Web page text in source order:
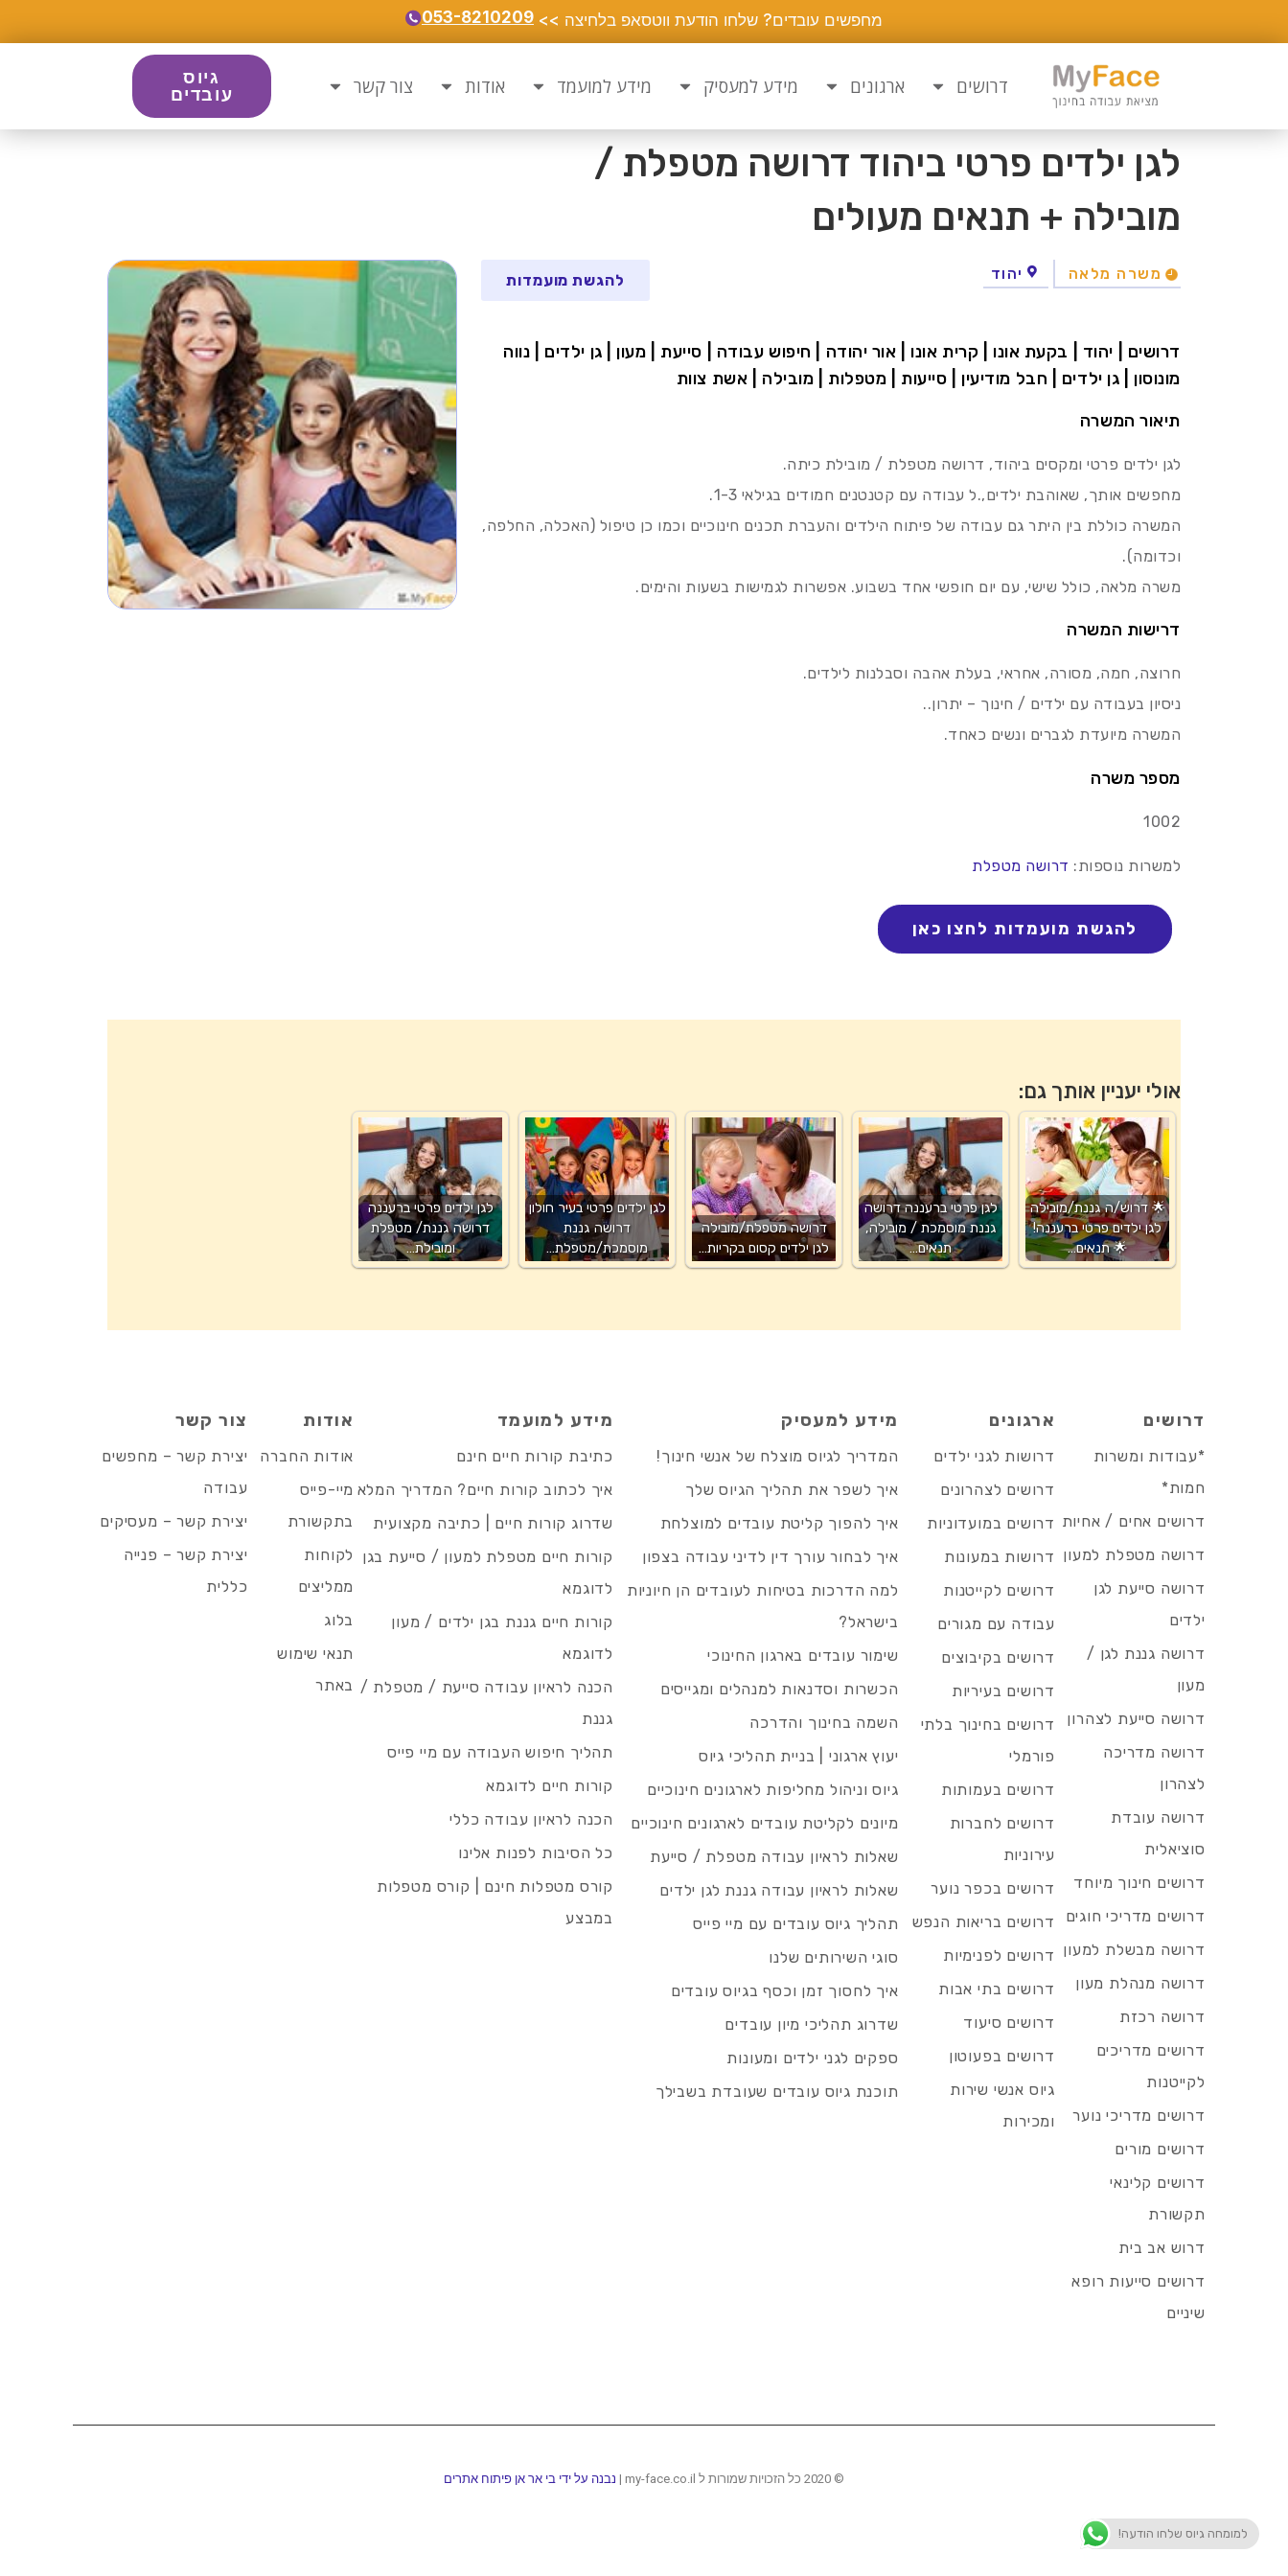
מחפשים עובדים? שלחו הודעת ווטסאפ בלחיצה >> 053-8210209
דרושים ארגונים מידע למעסיק מידע למועמד אודות צור קשר
גיוס
עובדים
לגן ילדים פרטי ביהוד דרושה מטפלת /
מובילה + תנאים מעולים
משרה מלאה יהוד להגשת מועמדות
דרושים | יהוד | בקעת אונו | קרית אונו | אור יהודה | חיפוש עבודה | סייעת | מעון | גן ילדים | נווה
מונוסון | גן ילדים | חבל מודיעין | סייעות | מטפלות | מובילה | אשת צוות
תיאור המשרה
לגן ילדים פרטי ומקסים ביהוד, דרושה מטפלת / מובילת כיתה.
מחפשים אותך, שאוהבת ילדים,.ל עבודה עם קטנטנים חמודים בגילאי 1-3.
המשרה כוללת בין היתר גם עבודה של פיתוח הילדים והעברת תכנים חינוכיים וכמו כן טיפול (האכלה, החלפה,
וכדומה).
משרה מלאה, כולל שישי, עם יום חופשי אחד בשבוע. אפשרות לגמישות בשעות והימים.
דרישות המשרה
חרוצה, חמה, מסורה, אחראי, בעלת אהבה וסבלנות לילדים.
ניסיון בעבודה עם ילדים / חינוך – יתרון..
המשרה מיועדת לגברים ונשים כאחד.
מספר משרה
1002
למשרות נוספות: דרושה מטפלת
אולי יעניין אותך גם:
לגן ילדים פרטי ברעננה
דרושה גננת/ מטפלת
ומובילת…
לגן ילדים פרטי בעיר חולון
דרושה גננת
מוסמכת/מטפלת…
דרושה מטפלת/מובילה
לגן ילדים קסום בקריות…
לגן פרטי ברעננה דרושה
גננת מוסמכת / מובילה,
תנאים…
🌟 דרוש/ה גננת/מובילה
לגן ילדים פרטי ברעננה!
🌟 תנאים…
דרושים
*עבודות ומשרות
חמות*
דרושים אחים / אחיות
דרושה מטפלת למעון
דרושה סייעת לגן
ילדים
דרושה גננת לגן /
מעון
דרושה סייעת לצהרון
דרושה מדריכה
לצהרון
דרושה עובדת
סוציאלית
דרושים חינוך מיוחד
דרושים מדריכי חוגים
דרושה מבשלת למעון
דרושה מנהלת מעון
דרושה רכזת
דרושים מדריכים
לקייטנות
דרושים מדריכי נוער
דרושים מורים
דרושים קלינאי
תקשורת
דרוש אב בית
דרושים סייעות רופא
שיניים
ארגונים
דרושות לגני ילדים
דרושים לצהרונים
דרושים במועדוניות
דרושות במעונות
דרושים לקייטנות
עבודה עם מגורים
דרושים בקיבוצים
דרושים בעיריות
דרושים בחינוך בלתי
פורמלי
דרושים בעמותות
דרושים לחברות
עירוניות
דרושים בכפר נוער
דרושים בריאות הנפש
דרושים לפנימיות
דרושים בתי אבות
דרושים סיעוד
דרושים בפעוטון
גיוס אנשי שירות
ומכירות
מידע למעסיק
המדריך לגיוס מוצלח של אנשי חינוך!
איך לשפר את תהליך הגיוס שלך
איך להפוך קליטת עובדים למוצלחת
איך לבחור עורך דין לדיני עבודה בצפון
למה הדרכות בטיחות לעובדים הן חיוניות
בישראל?
שימור עובדים בארגון החינוכי
הכשרות וסדנאות למנהלים ומגייסים
השמה בחינוך והדרכה
יעוץ ארגוני | בניית תהליכי גיוס
גיוס וניהול מחליפות לארגונים חינוכיים
מיונים לקליטת עובדים לארגונים חינוכיים
שאלות לראיון עבודה מטפלת / סייעת
שאלות לראיון עבודה גננת לגן ילדים
תהליך גיוס עובדים עם מיי פייס
סוגי השירותים שלנו
איך לחסוך זמן וכסף בגיוס עובדים
שדרוג תהליכי מיון עובדים
ספקים לגני ילדים ומעונות
תוכנת גיוס עובדים שעובדת בשבילך
מידע למועמד
כתיבת קורות חיים חינם
איך לכתוב קורות חיים? המדריך המלא
שדרוג קורות חיים | כתיבה מקצועית
קורות חיים מטפלת למעון / סייעת בגן
לדוגמא
קורות חיים גננת בגן ילדים / מעון
לדוגמא
הכנה לראיון עבודה סייעת / מטפלת /
גננת
תהליך חיפוש העבודה עם מיי פייס
קורות חיים לדוגמא
הכנה לראיון עבודה כללי
כל הסיבות לפנות אלינו
קורס מטפלות חינם | קורס מטפלות
במבצע
אודות
אודות החברה
מיי-פייס
בתקשורת
לקוחות
ממליצים
בלוג
תנאי שימוש
באתר
צור קשר
יצירת קשר – מחפשים
עבודה
יצירת קשר – מעסיקים
יצירת קשר – פנייה
כללית
© 2020 כל הזכויות שמורות ל my-face.co.il | נבנה על ידי בי אר אן פיתוח אתרים
למומחה גיוס שלחו הודעה!